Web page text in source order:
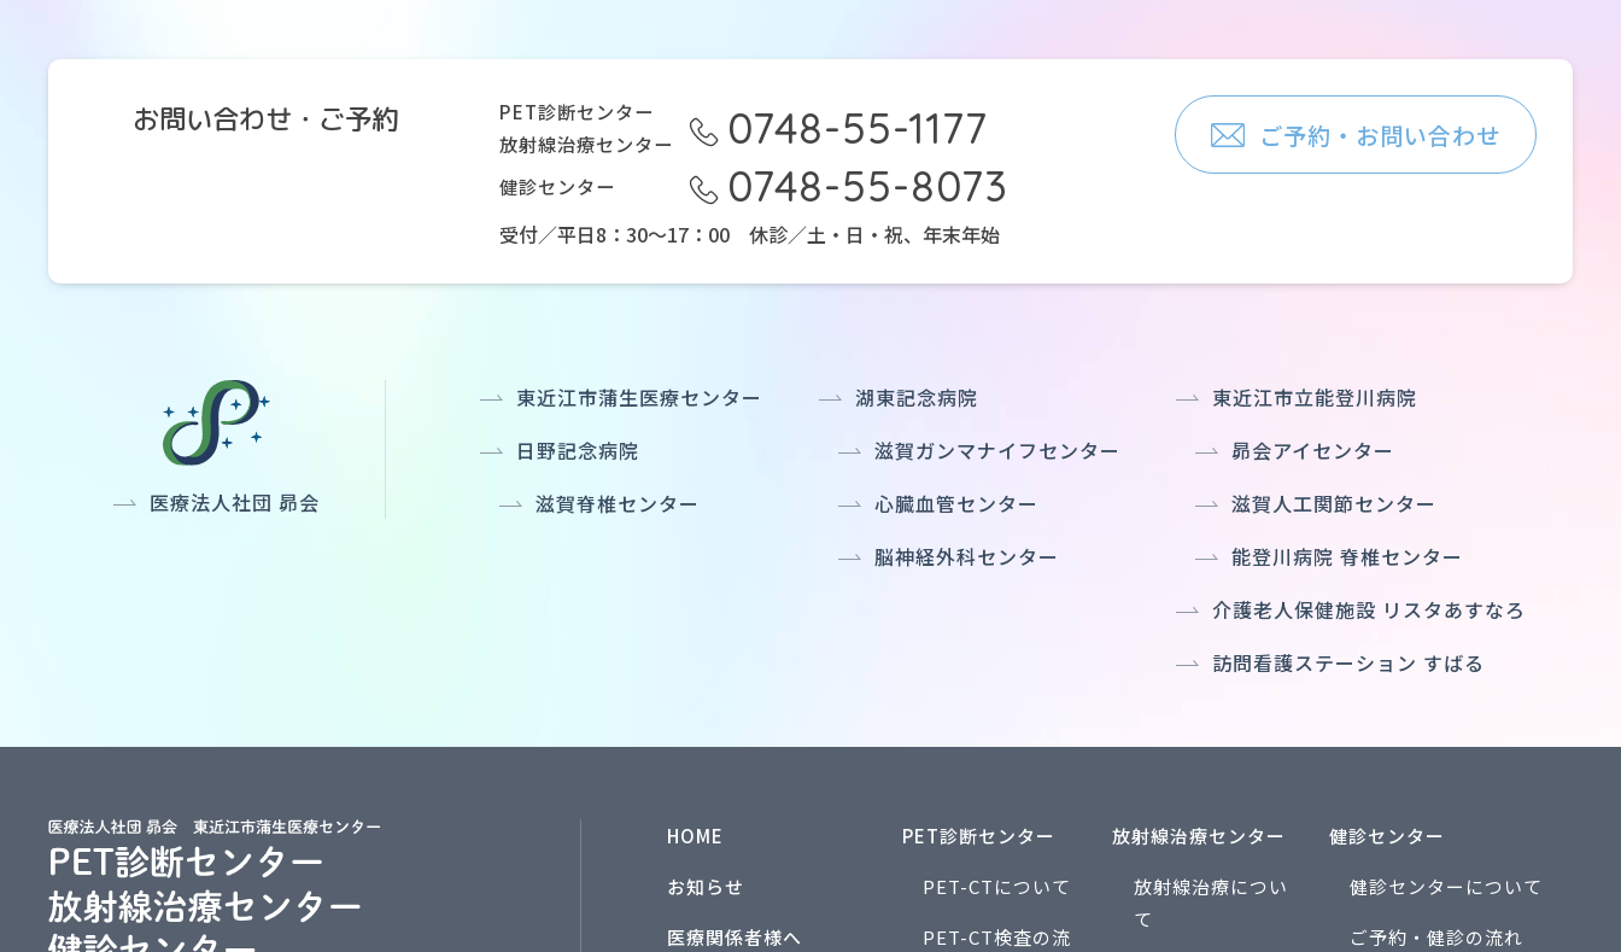
お問い合わせ・ご予約
PET診断センター
放射線治療センター
0748-55-1177
健診センター 0748-55-8073
受付／平日8：30～17：00 休診／土・日・祝、年末年始
ご予約・お問い合わせ
医療法人社団 昴会
東近江市蒲生医療センター
日野記念病院
滋賀脊椎センター
湖東記念病院
滋賀ガンマナイフセンター
心臓血管センター
脳神経外科センター
東近江市立能登川病院
昴会アイセンター
滋賀人工関節センター
能登川病院 脊椎センター
介護老人保健施設 リスタあすなろ
訪問看護ステーション すばる
HOME
お知らせ
医療関係者様へ
PET診断センター
PET-CTについて
PET-CT検査の流
放射線治療センター
放射線治療につい
て
健診センター
健診センターについて
ご予約・健診の流れ